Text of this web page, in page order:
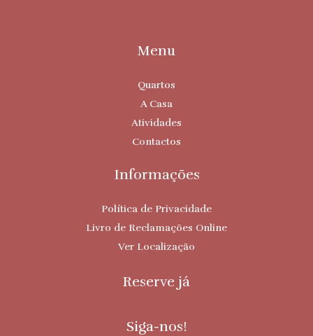
Menu
Quartos
A Casa
Atividades
Contactos
Informações
Política de Privacidade
Livro de Reclamações Online
Ver Localização
Reserve já
Siga-nos!